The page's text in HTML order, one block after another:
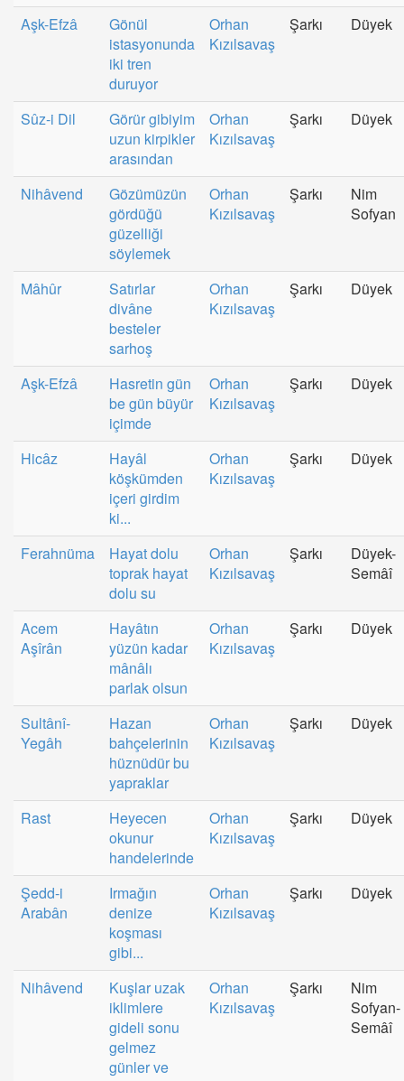
Aşk-Efzâ
Gönül
istasyonunda
iki tren
duruyor
Orhan
Kızılsavaş
Şarkı Düyek
Sûz-i Dil
Görür gibiyim
uzun kirpikler
arasından
Orhan
Kızılsavaş
Şarkı Düyek
Nihâvend
Gözümüzün
gördüğü
güzelliği
söylemek
Orhan
Kızılsavaş
Şarkı
Nim
Sofyan
Mâhûr
Satırlar
divâne
besteler
sarhoş
Orhan
Kızılsavaş
Şarkı Düyek
Aşk-Efzâ
Hasretin gün
be gün büyür
içimde
Orhan
Kızılsavaş
Şarkı Düyek
Hicâz
Hayâl
köşkümden
içeri girdim
ki...
Orhan
Kızılsavaş
Şarkı Düyek
Ferahnüma
Hayat dolu
toprak hayat
dolu su
Orhan
Kızılsavaş
Şarkı
Düyek-
Semâî
Acem
Aşîrân
Hayâtın
yüzün kadar
mânâlı
parlak olsun
Orhan
Kızılsavaş
Şarkı Düyek
Sultânî-
Yegâh
Hazan
bahçelerinin
hüznüdür bu
yapraklar
Orhan
Kızılsavaş
Şarkı Düyek
Rast
Heyecen
okunur
handelerinde
Orhan
Kızılsavaş
Şarkı Düyek
Şedd-i
Arabân
Irmağın
denize
koşması
gibi...
Orhan
Kızılsavaş
Şarkı Düyek
Nihâvend
Kuşlar uzak
iklimlere
gideli sonu
gelmez
günler ve
Orhan
Kızılsavaş
Şarkı
Nim
Sofyan-
Semâî